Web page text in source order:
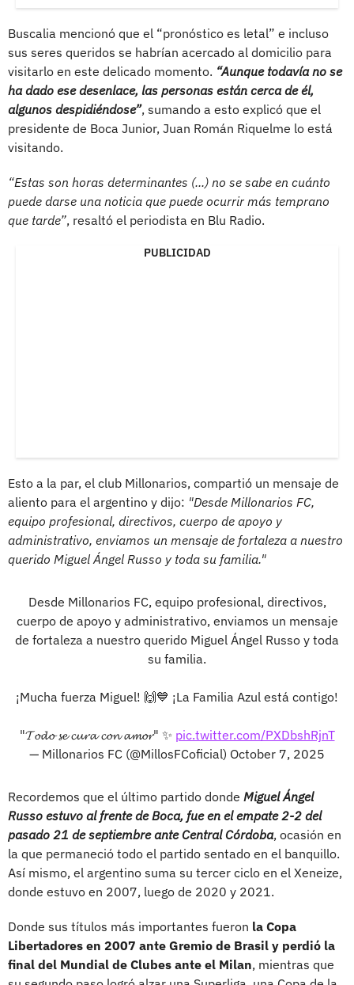
Buscalia mencionó que el “pronóstico es letal” e incluso
sus seres queridos se habrían acercado al domicilio para
visitarlo en este delicado momento. “Aunque todavía no se
ha dado ese desenlace, las personas están cerca de él,
algunos despidiéndose”, sumando a esto explicó que el
presidente de Boca Junior, Juan Román Riquelme lo está
visitando.
“Estas son horas determinantes (...) no se sabe en cuánto
puede darse una noticia que puede ocurrir más temprano
que tarde”, resaltó el periodista en Blu Radio.
PUBLICIDAD
Esto a la par, el club Millonarios, compartió un mensaje de
aliento para el argentino y dijo: "Desde Millonarios FC,
equipo profesional, directivos, cuerpo de apoyo y
administrativo, enviamos un mensaje de fortaleza a nuestro
querido Miguel Ángel Russo y toda su familia."
Desde Millonarios FC, equipo profesional, directivos,
cuerpo de apoyo y administrativo, enviamos un mensaje
de fortaleza a nuestro querido Miguel Ángel Russo y toda
su familia.
¡Mucha fuerza Miguel! 🙌💙 ¡La Familia Azul está contigo!
"𝓣𝓸𝓭𝓸 𝓼𝓮 𝓬𝓾𝓻𝓪 𝓬𝓸𝓷 𝓪𝓶𝓸𝓻" ✨ pic.twitter.com/PXDbshRjnT
— Millonarios FC (@MillosFCoficial) October 7, 2025
Recordemos que el último partido donde Miguel Ángel
Russo estuvo al frente de Boca, fue en el empate 2-2 del
pasado 21 de septiembre ante Central Córdoba, ocasión en
la que permaneció todo el partido sentado en el banquillo.
Así mismo, el argentino suma su tercer ciclo en el Xeneize,
donde estuvo en 2007, luego de 2020 y 2021.
Donde sus títulos más importantes fueron la Copa
Libertadores en 2007 ante Gremio de Brasil y perdió la
final del Mundial de Clubes ante el Milan, mientras que